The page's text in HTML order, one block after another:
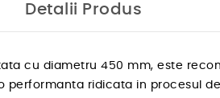
Detalii Produs
cu diametru 450 mm, este
performanta ridicata in procesul